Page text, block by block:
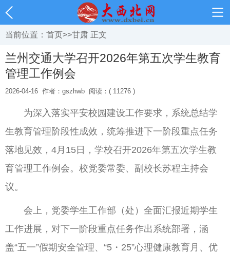
当前位置： 首页>>甘肃 正文
兰州交通大学召开2026年第五次学生教育
管理工作例会
2026-04-16 作者：gszhwb 阅读：( 11276 )
为深入落实平安校园建设工作要求，系统总结学
生教育管理阶段性成效，统筹推进下一阶段重点任务
落地见效，4月15日，学校召开2026年第五次学生教
育管理工作例会。校党委常委、副校长苏程主持会
议。
会上，党委学生工作部（处）全面汇报近期学生
工作进展，对下一阶段重点任务作出系统部署，涵
盖“五一”假期安全管理、“5・25”心理健康教育月、优